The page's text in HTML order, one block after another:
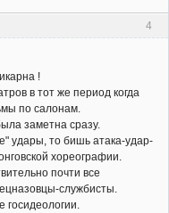
4
!
в тот же период когда
по салонам.
заметна сразу.
удары, то бишь атака-удар-
хореографии.
почти все
службисты.
госидеологии.